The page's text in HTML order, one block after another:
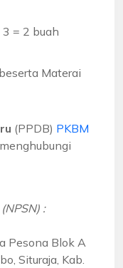
= 2 buah
Materai
(PPDB) PKBM
:
Pesona Blok A
Situraja, Kab.